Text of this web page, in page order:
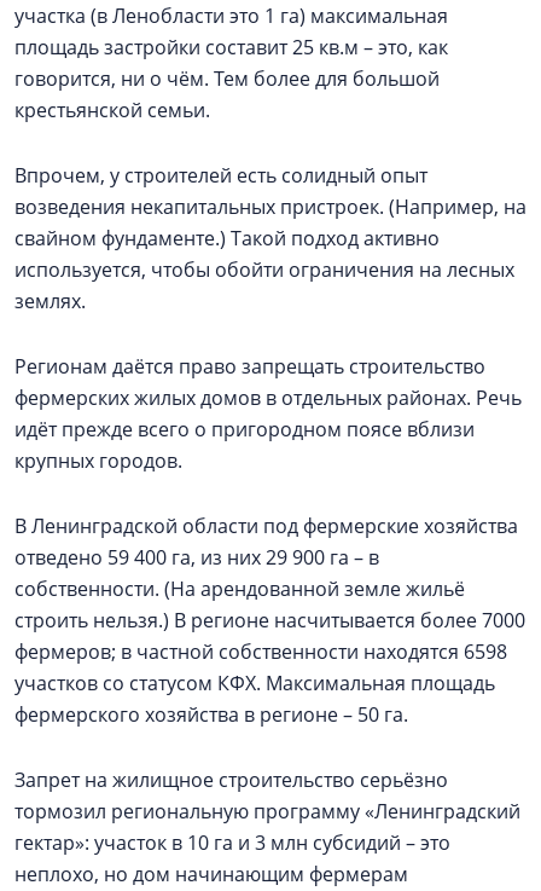
участка (в Ленобласти это 1 га) максимальная
площадь застройки составит 25 кв.м – это, как
говорится, ни о чём. Тем более для большой
крестьянской семьи.
Впрочем, у строителей есть солидный опыт
возведения некапитальных пристроек. (Например, на
свайном фундаменте.) Такой подход активно
используется, чтобы обойти ограничения на лесных
землях.
Регионам даётся право запрещать строительство
фермерских жилых домов в отдельных районах. Речь
идёт прежде всего о пригородном поясе вблизи
крупных городов.
В Ленинградской области под фермерские хозяйства
отведено 59 400 га, из них 29 900 га – в
собственности. (На арендованной земле жильё
строить нельзя.) В регионе насчитывается более 7000
фермеров; в частной собственности находятся 6598
участков со статусом КФХ. Максимальная площадь
фермерского хозяйства в регионе – 50 га.
Запрет на жилищное строительство серьёзно
тормозил региональную программу «Ленинградский
гектар»: участок в 10 га и 3 млн субсидий – это
неплохо, но дом начинающим фермерам